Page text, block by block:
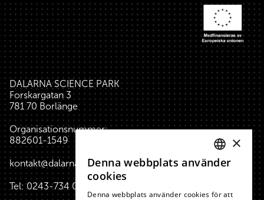
DALARNA SCIENCE PARK
Forskargatan 3
781 70 Borlänge
Organisationsnummer:
882601-1549
kontakt@dalarnasciencepark.se
Tel:0243-734 00
SWEDISH
×
Denna webbplats använder
cookies
Denna webbplats använder cookies för att